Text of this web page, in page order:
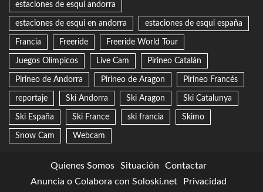
estaciones de esqui andorra
estaciones de esqui en andorra estaciones de esqui españa
Francia Freeride Freeride World Tour
Juegos Olímpicos Live Cam Pirineo Catalán
Pirineo de Andorra Pirineo de Aragon Pirineo Francés
reportaje Ski Andorra Ski Aragon Ski Catalunya
Ski España Ski France ski francia Skimo
Snow Cam Webcam
Quienes Somos Situación
Contactar
Anuncia o Colabora con Soloski.net
Privacidad